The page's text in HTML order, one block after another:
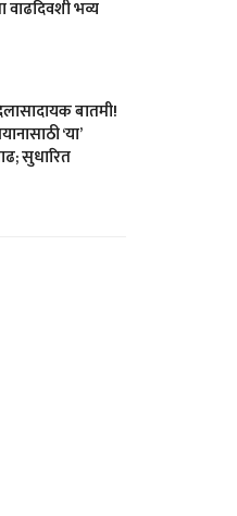
वाढदिवशी भव्य
बातमी!
‘या’
सुधारित